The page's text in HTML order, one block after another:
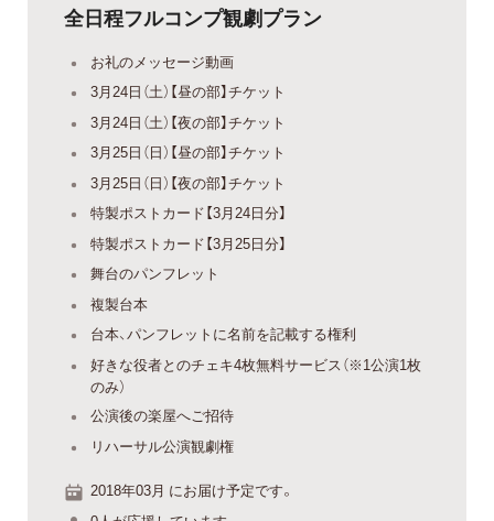
全日程フルコンプ観劇プラン
お礼のメッセージ動画
3月24日（土）【昼の部】チケット
3月24日（土）【夜の部】チケット
3月25日（日）【昼の部】チケット
3月25日（日）【夜の部】チケット
特製ポストカード【3月24日分】
特製ポストカード【3月25日分】
舞台のパンフレット
複製台本
台本、パンフレットに名前を記載する権利
好きな役者とのチェキ4枚無料サービス（※1公演1枚
のみ）
公演後の楽屋へご招待
リハーサル公演観劇権
2018年03月 にお届け予定です。